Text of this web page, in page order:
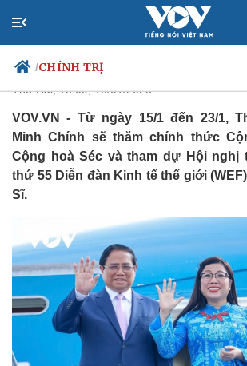
/CHÍNH TRỊ
Chính trị
Đảng
Tổ chức nhân sự
Xã hội
Tin 24h
Dấu ấn
Biển đảo
Thủ tướng sẽ thăm
Cộng hoà Ba Lan, Cộng
Thứ Hai, 18:09, 13/01/2025
VOV.VN - Từ ngày 15/1 đến 23/1,
Minh Chính sẽ thăm chính thức
Cộng hoà Séc và tham dự Hội nghị
thứ 55 Diễn đàn Kinh tế thế giới
Sĩ.